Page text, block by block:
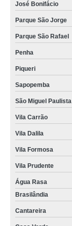
José Bonifácio
Parque São Jorge
Parque São Rafael
Penha
Piqueri
Sapopemba
São Miguel Paulista
Vila Carrão
Vila Dalila
Vila Formosa
Vila Prudente
Água Rasa
Brasilândia
Cantareira